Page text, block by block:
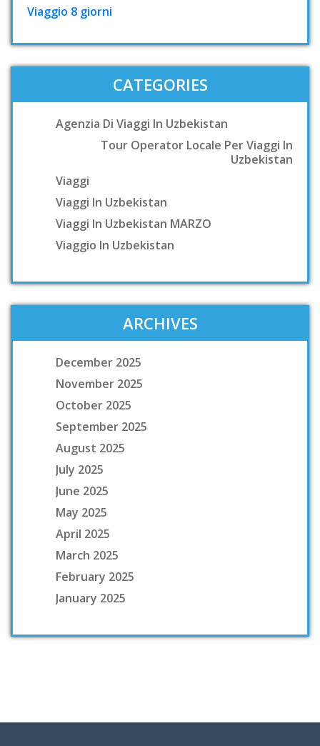
Viaggio 8 giorni
CATEGORIES
Agenzia Di Viaggi In Uzbekistan
Tour Operator Locale Per Viaggi In
Uzbekistan
Viaggi
Viaggi In Uzbekistan
Viaggi In Uzbekistan MARZO
Viaggio In Uzbekistan
ARCHIVES
December 2025
November 2025
October 2025
September 2025
August 2025
July 2025
June 2025
May 2025
April 2025
March 2025
February 2025
January 2025